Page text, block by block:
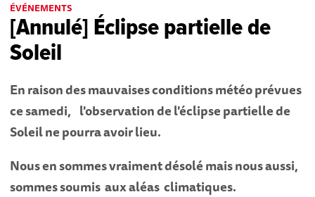
ÉVÉNEMENTS
[Annulé] Éclipse partielle de
Soleil
En raison des mauvaises conditions météo prévues
ce samedi, l'observation de l'éclipse partielle de
Soleil ne pourra avoir lieu.
Nous en sommes vraiment désolé mais nous aussi,
sommes soumis aux aléas climatiques.